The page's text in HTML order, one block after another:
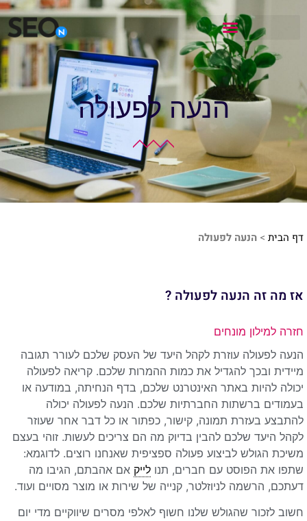
הנעה לפעולה
דף הבית > הנעה לפעולה
אז מה זה הנעה לפעולה ?
חזרה למילון מונחים
הנעה לפעולה עוזרת לקהל היעד של העסק שלכם לעורר תגובה
מיידית ובכך להגדיל את כמות ההמרות שלכם. קריאה לפעולה
יכולה להיות באתר האינטרנט שלכם, בדף הנחיתה, במודעה או
בעמודים ברשתות החברתיות שלכם. הנעה לפעולה יכולה
להתבצע בעזרת תמונה, קישור, כפתור או כל דבר אחר שעוזר
לקהל היעד שלכם להבין בדיוק מה הם צריכים לעשות. זוהי בעצם
משיכת הגולש לביצוע פעולה ספציפית שאנחנו רוצים. לדוגמא:
שתפו את הפוסט עם חברים, תנו לייק אם אהבתם, הגיבו מה
דעתכם, הרשמה לניוזלטר, קנייה של שירות או מוצר מסויים ועוד.
חשוב לזכור שהגולש שלנו חשוף לאלפי מסרים שיווקיים מדי יום